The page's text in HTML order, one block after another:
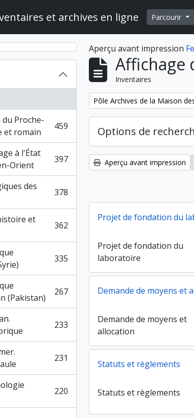
et archives en ligne Parcourir
Proche-
et romain
459
à l'État
Orient
397
des
378
et
362
335
(Pakistan)
267
233
231
220
Aperçu avant impression
Affichage
Inventaires
Remove filter:
Pôle Archives de la Maison
Options de
Aperçu avant impression
Projet de fondation du
Projet de fondation du
laboratoire
Demande de moyens et
Demande de moyens et
allocation
Statuts et règlements
Statuts et règlements